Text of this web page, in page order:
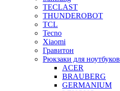
TECLAST
THUNDEROBOT
TCL
Tecno
Xiaomi
Гравитон
Рюкзаки для ноутбуков
ACER
BRAUBERG
GERMANIUM